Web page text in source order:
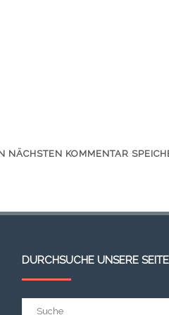
KOMMENTAR
DURCHSUCHE UNSERE SEITE
Suchergebnis